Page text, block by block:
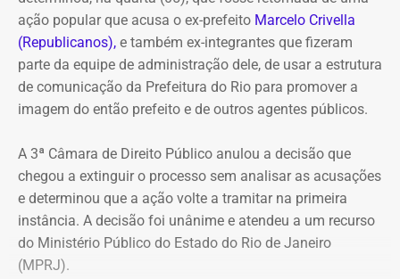
ação popular que acusa o ex-prefeito Marcelo Crivella
(Republicanos), e também ex-integrantes que fizeram
parte da equipe de administração dele, de usar a estrutura
de comunicação da Prefeitura do Rio para promover a
imagem do então prefeito e de outros agentes públicos.
A 3ª Câmara de Direito Público anulou a decisão que
chegou a extinguir o processo sem analisar as acusações
e determinou que a ação volte a tramitar na primeira
instância. A decisão foi unânime e atendeu a um recurso
do Ministério Público do Estado do Rio de Janeiro
(MPRJ).